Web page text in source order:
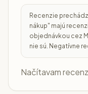
Recenzie
nákup" majú
objednávkou cez
nie sú. Negatívne
Načítavam